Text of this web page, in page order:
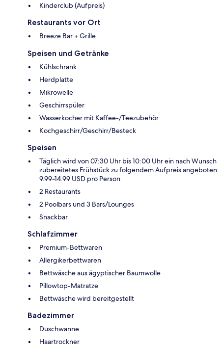
Kinderclub (Aufpreis)
Restaurants vor Ort
Breeze Bar + Grille
Speisen und Getränke
Kühlschrank
Herdplatte
Mikrowelle
Geschirrspüler
Wasserkocher mit Kaffee-/Teezubehör
Kochgeschirr/Geschirr/Besteck
Speisen
Täglich wird von 07:30 Uhr bis 10:00 Uhr ein nach Wunsch
zubereitetes Frühstück zu folgendem Aufpreis angeboten:
9.99-14.99 USD pro Person
2 Restaurants
2 Poolbars und 3 Bars/Lounges
Snackbar
Schlafzimmer
Premium-Bettwaren
Allergikerbettwaren
Bettwäsche aus ägyptischer Baumwolle
Pillowtop-Matratze
Bettwäsche wird bereitgestellt
Badezimmer
Duschwanne
Haartrockner